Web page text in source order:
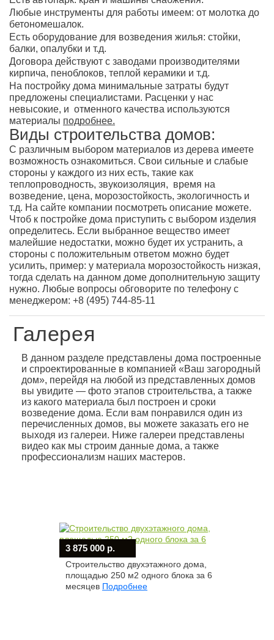
Любые инструменты для работы имеем: от молотка до
бетономешалок.
Есть оборудование для возведения жилья: стойки,
балки, опалубки и т.д.
Договора действуют с заводами производителями
кирпича, пеноблоков, теплой керамики и т.д.
На постройку дома минимальные затраты будут
предложены специалистами. Расценки у нас
невысокие, и отменного качества используются
материалы подробнее.
Виды строительства домов:
С различным выбором материалов из дерева имеете
возможность ознакомиться. Свои сильные и слабые
стороны у каждого из них есть, такие как
теплопроводность, звукоизоляция, время на
возведение, цена, морозостойкость, экологичность и
т.д. На сайте компании посмотреть описание можете.
Чтоб к постройке дома приступить с выбором изделия
определитесь. Если выбранное вещество имеет
малейшие недостатки, можно будет их устранить, а
стороны с положительным ответом можно будет
усилить, пример: у материала морозостойкость низкая,
тогда сделать на данном доме дополнительную защиту
нужно. Любые вопросы обговорите по телефону с
менеджером: +8 (495) 744-85-11
Галерея
В данном разделе представлены дома построенные
и спроектированные в компанией «Ваш загородный
дом», перейдя на любой из представленных домов
вы увидите — фото этапов строительства, а также
из какого материала был построен и сроки
возведение дома. Если вам понравился один из
перечисленных домов, вы можете заказать его не
выходя из галереи. Ниже галереи представлены
видео как мы строим данные дома, а также
профессионализм наших мастеров.
3 875 000 р.
Строительство двухэтажного дома,
площадью 250 м2 одного блока за 6
месяцев Подробнее